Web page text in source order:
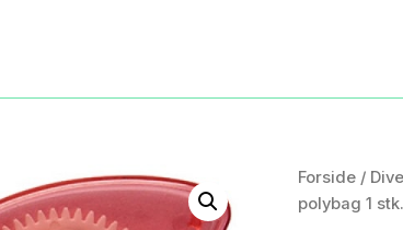
Forside /
polybag 1